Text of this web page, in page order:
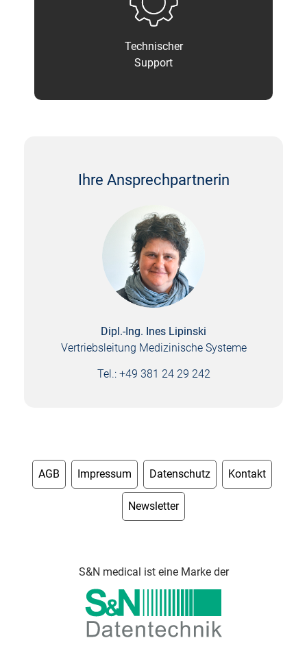
Technischer
Support
Ihre Ansprechpartnerin
Dipl.-Ing. Ines Lipinski
Vertriebsleitung Medizinische Systeme
Tel.: +49 381 24 29 242
AGB Impressum Datenschutz Kontakt
Newsletter
S&N medical ist eine Marke der